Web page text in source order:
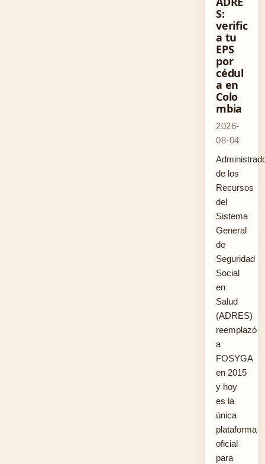
S:
verific
a tu
EPS
por
cédul
a en
Colo
mbia
2026-
08-04
de los
Recursos
del
Sistema
General
de
Seguridad
Social
en
Salud
(ADRES)
reemplazó
a
FOSYGA
en 2015
y hoy
es la
única
plataforma
oficial
para